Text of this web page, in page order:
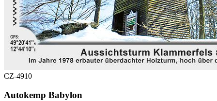
CZ-4910
Autokemp Babylon